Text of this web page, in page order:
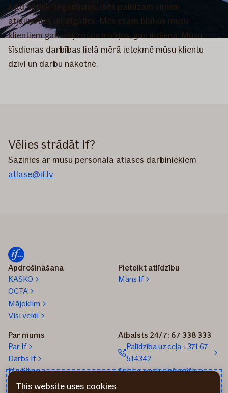
Kad notiek negadījums, mēs palīdzam viņiem
atjaunoties un atgūties. Mēs esam blakus mūsu
klientiem gan izšķirošos mirkļos, gan ikdienā. Mūsu
šīsdienas darbības lielā mērā ietekmē mūsu klientu
dzīvi un darbu nākotnē.
Vēlies strādāt If?
Sazinies ar mūsu personāla atlases darbiniekiem
atlase@if.lv
Apdrošināšana
KASKO
OCTA
Mājoklim
Visi veidi
Pieteikt atlīdzību
Mans If
Par mums
Par If
Darbs If
Medijiem
Blogs
Atbalsts 24/7: 67 338 333
Palīdzība uz ceļa +371 67
514342
Sūtīt e-pastu: info@if.lv
This website uses cookies